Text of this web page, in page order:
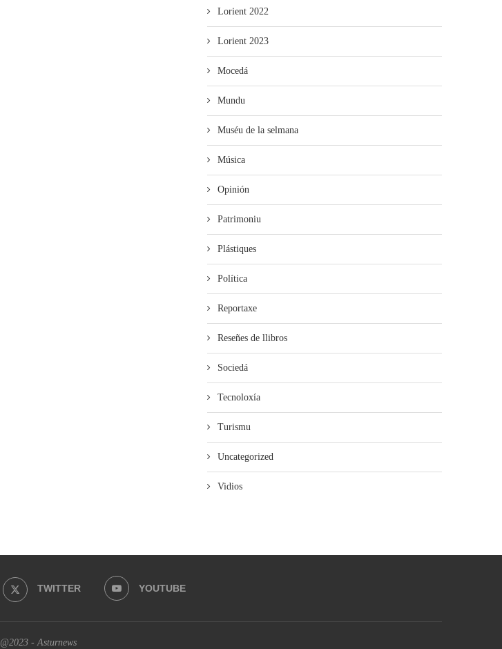
Lorient 2022
Lorient 2023
Mocedá
Mundu
Muséu de la selmana
Música
Opinión
Patrimoniu
Plástiques
Política
Reportaxe
Reseñes de llibros
Sociedá
Tecnoloxía
Turismu
Uncategorized
Vidios
TWITTER YOUTUBE
@2023 - Asturnews